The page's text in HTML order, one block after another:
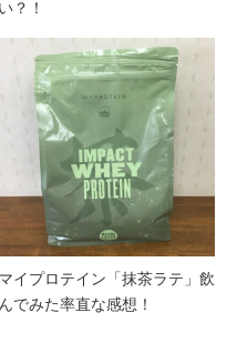
い？！
マイプロテイン「抹茶ラテ」飲
んでみた率直な感想！